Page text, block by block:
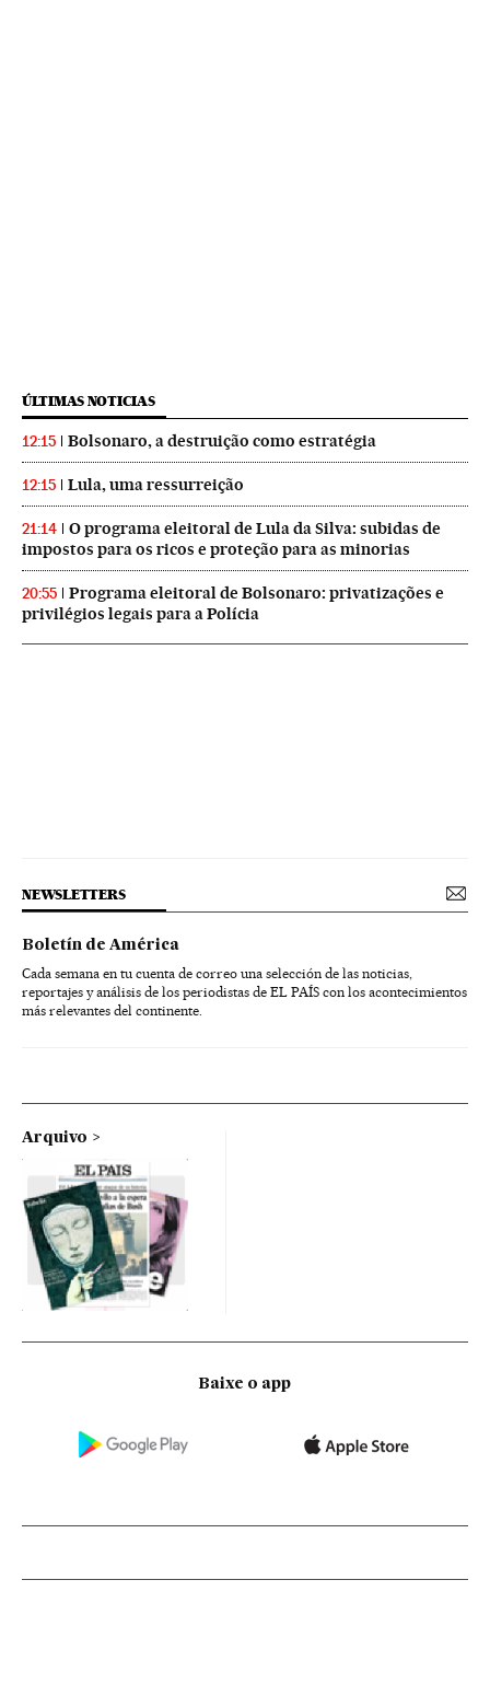
ÚLTIMAS NOTICIAS
12:15 Bolsonaro, a destruição como estratégia
12:15 Lula, uma ressurreição
21:14
O programa eleitoral de Lula da Silva: subidas de
impostos para os ricos e proteção para as minorias
20:55
Programa eleitoral de Bolsonaro: privatizações e
privilégios legais para a Polícia
NEWSLETTERS
Boletín de América
Cada semana en tu cuenta de correo una selección de las noticias,
reportajes y análisis de los periodistas de EL PAÍS con los acontecimientos
más relevantes del continente.
Arquivo
Baixe o app